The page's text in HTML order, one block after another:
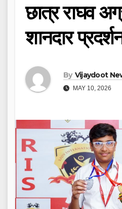
छात्र राघव
शानदार
By Vijaydoot
MAY 10, 2026